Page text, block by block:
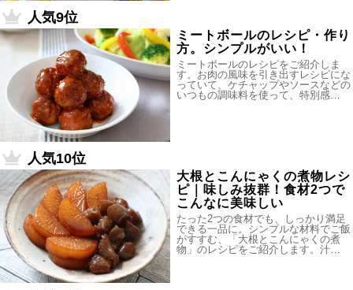
人気9位
ミートボールのレシピ・作り
方。シンプルがいい！
ミートボールのレシピをご紹介しま
す。お肉の風味を引き出すレシピにな
っていて、ケチャップやソースなどの
いつもの調味料を使って、特別感…
人気10位
大根とこんにゃくの煮物レシ
ピ｜味しみ抜群！食材2つで
こんなに美味しい
たった2つの食材でも、しっかり満足
できる一品に。シンプルな材料でご飯
がすすむ、「大根とこんにゃくの煮
物」のレシピをご紹介します。汁…